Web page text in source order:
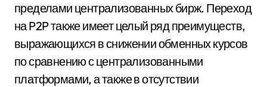
пределами централизованных бирж. Переход
на P2P также имеет целый ряд преимуществ,
выражающихся в снижении обменных курсов
по сравнению с централизованными
платформами, а также в отсутствии